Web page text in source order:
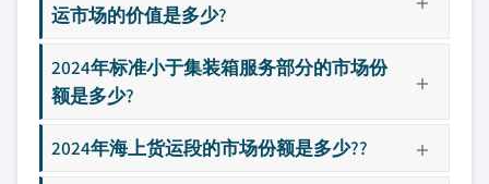
运市场的价值是多少?
2024年标准小于集装箱服务部分的市场份
额是多少?
2024年海上货运段的市场份额是多少??